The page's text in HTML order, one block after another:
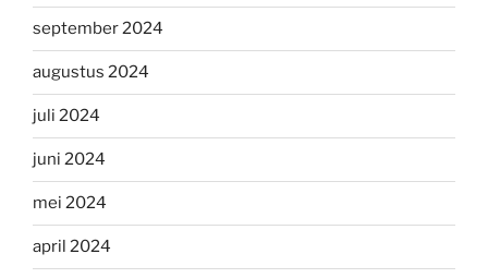
september 2024
augustus 2024
juli 2024
juni 2024
mei 2024
april 2024